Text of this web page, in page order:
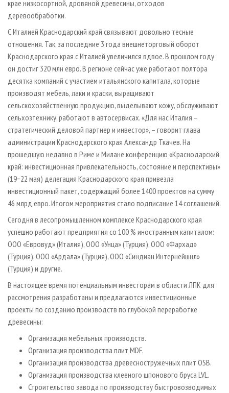
крае низкосортной, дровяной древесины, отходов
деревообработки.
С Италией Краснодарский край связывают довольно тесные
отношения. Так, за последние 3 года внешнеторговый оборот
Краснодарского края с Италией увеличился вдвое. В прошлом году
он достиг 320 млн евро. В регионе сейчас уже работают полтора
десятка компаний с участием итальянского капитала, которые
производят мебель, лаки и краски, выращивают
сельскохозяйственную продукцию, выделывают кожу, обслуживают
сельхозтехнику, работают в автосервисах. «Для нас Италия –
стратегический деловой партнер и инвестор», – говорит глава
администрации Краснодарского края Александр Ткачев. На
прошедшую недавно в Риме и Милане конференцию «Краснодарский
край: инвестиционная привлекательность, состояние и перспективы»
(19−22 мая) делегация Краснодарского края привезла
инвестиционный пакет, содержащий более 1400 проектов на сумму
46 млрд евро. Итогом мероприятия стало подписание 14 соглашений.
Сегодня в лесопромышленном комплексе Краснодарского края
успешно работают предприятия со 100 % иностранным капиталом:
ООО «Евровуд» (Италия), ООО «Унца» (Турция), ООО «Фархад»
(Турция), ООО «Ардала» (Турция), ООО «Синдиан Интернейшнл»
(Турция) и другие.
В настоящее время потенциальным инвесторам в области ЛПК для
рассмот­рения разработаны и предлагаются инвестиционные
проекты по созданию производств по глубокой переработке
древесины:
Организация мебельных производств.
Организация производства плит MDF.
Организация производства древесностружечных плит OSB.
Организация производства клееного шпонового бруса LVL.
Строительство завода по производству быстровозводимых